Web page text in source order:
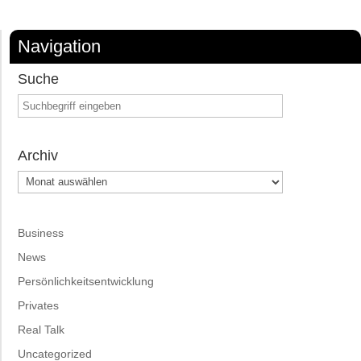
Navigation
Suche
Archiv
Archiv
Business
News
Persönlichkeitsentwicklung
Privates
Real Talk
Uncategorized